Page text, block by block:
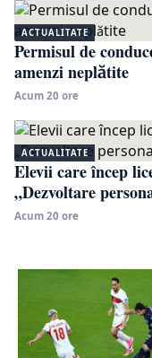
ACTUALITATE
Permisul de
amenzi neplătite
Acum 20 ore
ACTUALITATE
Elevii care încep
„Dezvoltare
Acum 20 ore